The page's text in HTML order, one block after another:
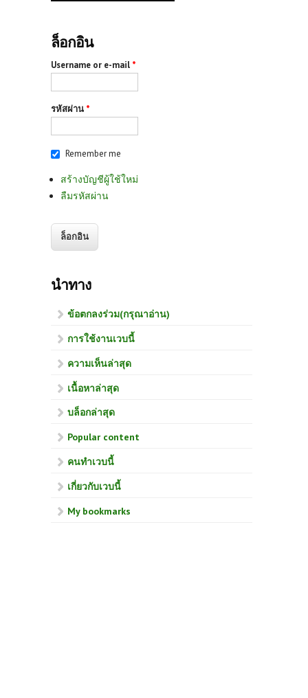
ล็อกอิน
Username or e-mail *
รหัสผ่าน *
Remember me
สร้างบัญชีผู้ใช้ใหม่
ลืมรหัสผ่าน
นำทาง
ข้อตกลงร่วม(กรุณาอ่าน)
การใช้งานเวบนี้
ความเห็นล่าสุด
เนื้อหาล่าสุด
บล็อกล่าสุด
Popular content
คนทำเวบนี้
เกี่ยวกับเวบนี้
My bookmarks